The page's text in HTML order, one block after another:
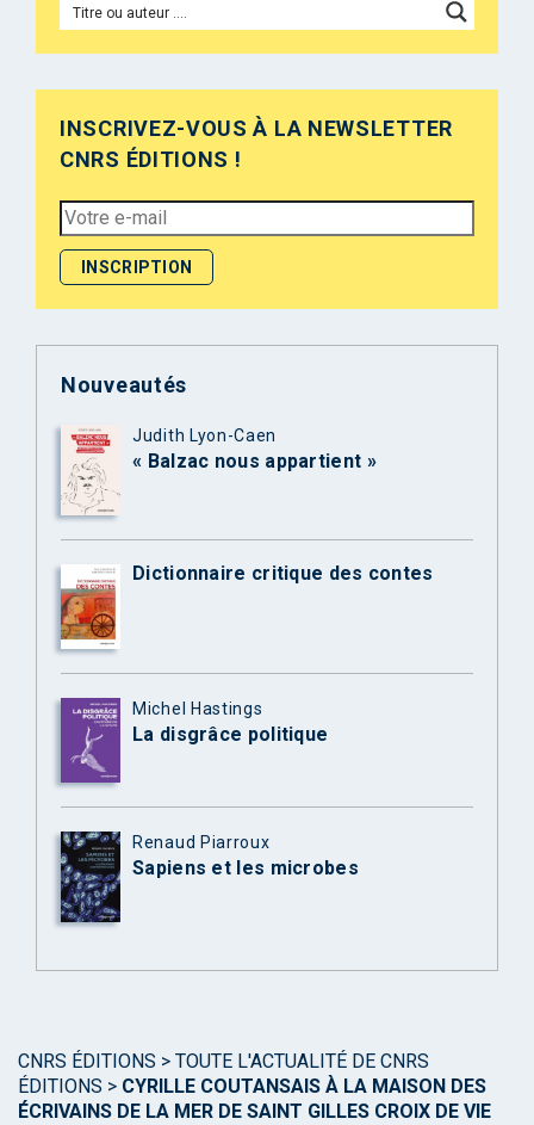
INSCRIVEZ-VOUS À LA NEWSLETTER
CNRS ÉDITIONS !
Nouveautés
Judith Lyon-Caen
« Balzac nous appartient »
Dictionnaire critique des contes
Michel Hastings
La disgrâce politique
Renaud Piarroux
Sapiens et les microbes
CNRS ÉDITIONS > TOUTE L'ACTUALITÉ DE CNRS
ÉDITIONS > CYRILLE COUTANSAIS À LA MAISON DES
ÉCRIVAINS DE LA MER DE SAINT GILLES CROIX DE VIE